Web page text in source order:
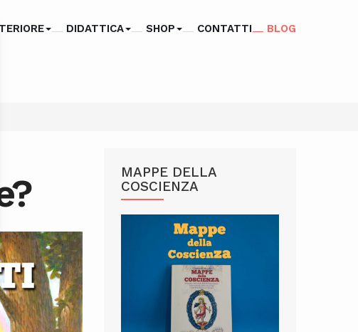
DIDATTICA SHOP CONTATTI BLOG
MAPPE DELLA
COSCIENZA